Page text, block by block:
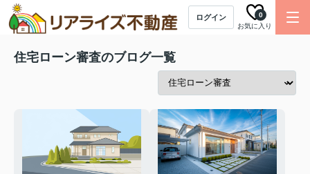
ログイン
お気に入り
0
住宅ローン審査のブログ一覧